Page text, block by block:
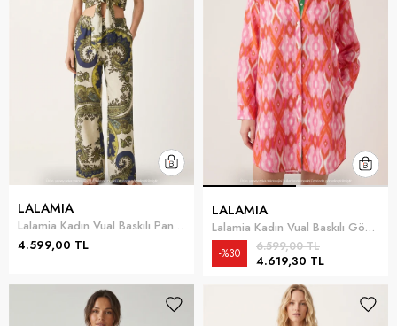
LALAMIA
Lalamia Kadın Vual Baskılı Pantolon Çok Renkli
4.599,00 TL
LALAMIA
Lalamia Kadın Vual Baskılı Gömlek Pembe
4.619,30 TL
6.599,00 TL
%30